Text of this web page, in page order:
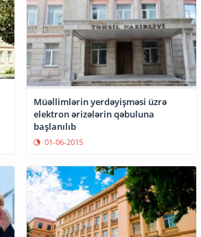
Müəllimlərin yerdəyişməsi üzrə
elektron ərizələrin qəbuluna
başlanılıb
01-06-2015